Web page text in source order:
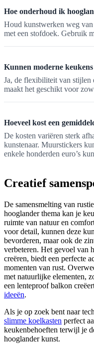
Hoe onderhoud ik
Houd kunstwerken weg
met een stofdoek. Gebruik
Kunnen moderne
Ja, de flexibiliteit van stijlen
maakt het geschikt voor
Hoeveel kost een
De kosten variëren sterk
kunstenaar. Muurstickers
enkele honderden euro’s
Creatief
De samensmelting van
hooglander thema kan je
ruimte van natuur en
voor detail, kunnen deze
bevorderen, maar ook de
verbeteren. Het gevoel van
creëren, biedt een perfecte
momenten van rust.
met natuurlijke elementen,
een lenteproof balkon
ideeën.
Als je op zoek bent naar
slimme koelkasten perfect
keukenbehoeften terwijl je
hooglander kunst.